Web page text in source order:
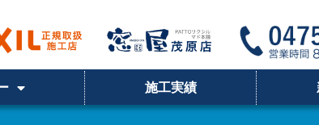
施工実績